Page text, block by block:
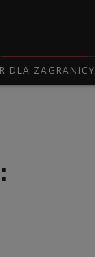
DLA ZAGRANICY